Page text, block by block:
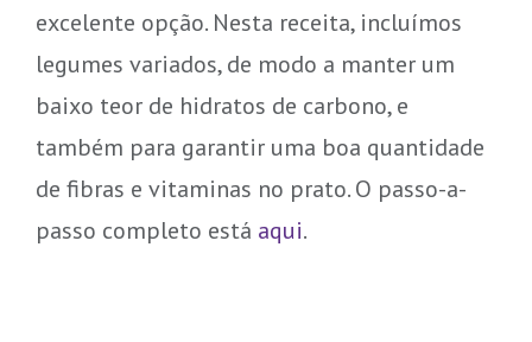
excelente opção. Nesta receita, incluímos
legumes variados, de modo a manter um
baixo teor de hidratos de carbono, e
também para garantir uma boa quantidade
de fibras e vitaminas no prato. O passo-a-
passo completo está aqui.